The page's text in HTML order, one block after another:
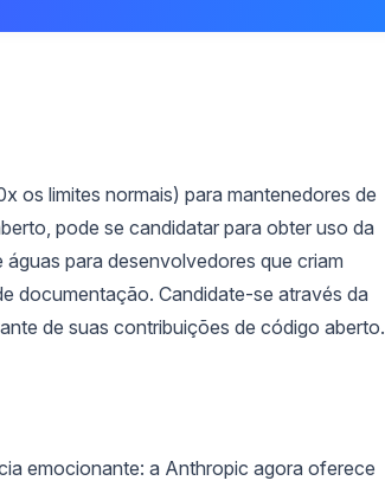
os limites normais) para mantenedores de
pode se candidatar para obter uso da
para desenvolvedores que criam
documentação. Candidate-se através da
de suas contribuições de código aberto.
emocionante: a Anthropic agora oferece